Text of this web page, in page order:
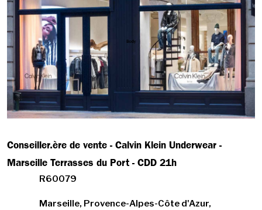
Conseiller.ère de vente - Calvin Klein Underwear -
Marseille Terrasses du Port - CDD 21h
R60079
Marseille, Provence-Alpes-Côte d'Azur,